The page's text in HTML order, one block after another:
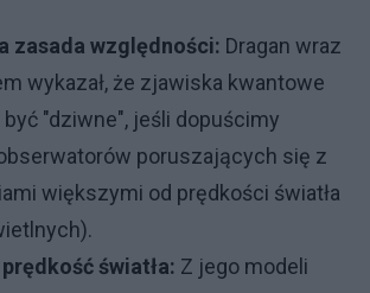
zasada względności: Dragan wraz
wykazał, że zjawiska kwantowe
"dziwne", jeśli dopuścimy
poruszających się z
większymi od prędkości światła
światła: Z jego modeli